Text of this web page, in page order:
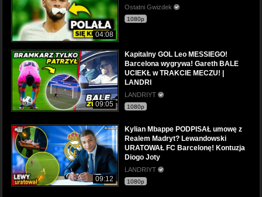
04:08
Ostatni Gwizdek
1080p
09:05
Kapitalny GOL Leo MESSIEGO!
Barcelona wygrywa! Gareth BALE
UCIEKŁ w TRAKCIE MECZU! |
LANDRI
LANDRIYT
1080p
09:12
Kylian Mbappe PODPISAŁ umowę z
Realem Madryt? Lewandowski
URATOWAŁ FC Barcelonę! Kontuzja
Diogo Joty
LANDRIYT
1080p